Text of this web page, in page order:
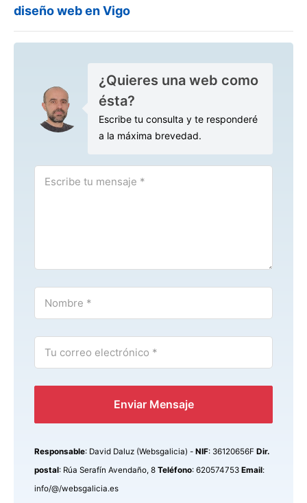
diseño web en Vigo
¿Quieres una web como
ésta?
Escribe tu consulta y te responderé
a la máxima brevedad.
Enviar Mensaje
Responsable: David Daluz (Websgalicia) - NIF: 36120656F Dir.
postal: Rúa Serafín Avendaño, 8 Teléfono: 620574753 Email:
info/@/websgalicia.es